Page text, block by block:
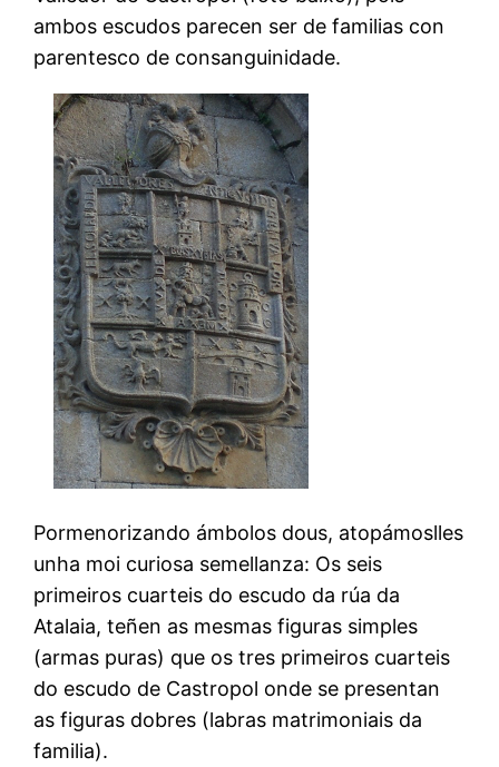
ambos escudos parecen ser de familias con
parentesco de consanguinidade.
Pormenorizando ámbolos dous, atopámoslles
unha moi curiosa semellanza: Os seis
primeiros cuarteis do escudo da rúa da
Atalaia, teñen as mesmas figuras simples
(armas puras) que os tres primeiros cuarteis
do escudo de Castropol onde se presentan
as figuras dobres (labras matrimoniais da
familia).